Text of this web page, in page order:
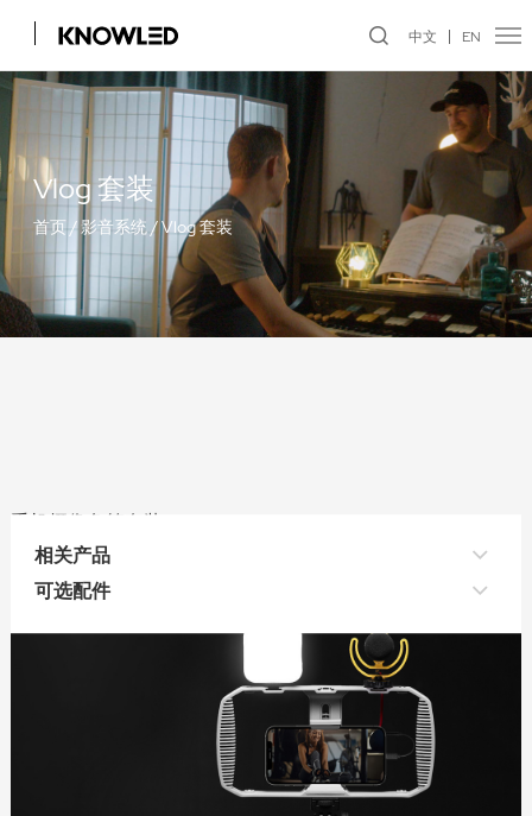
中文 EN
Vlog 套装
首页/影音系统 /Vlog 套装
相关产品
可选配件
手机摄像兔笼套装 VK1